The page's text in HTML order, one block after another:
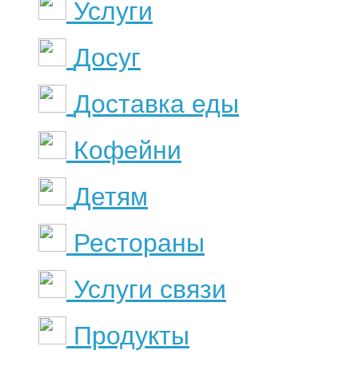
Услуги
Досуг
Доставка еды
Кофейни
Детям
Рестораны
Услуги связи
Продукты